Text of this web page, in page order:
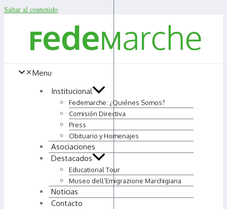
Saltar al contenido
Menu
Institucional
Fedemarche: ¿Quiénes Somos?
Comisión Directiva
Press
Obituario y Homenajes
Asociaciones
Destacados
Educational Tour
Museo dell’Emigrazione Marchigiana
Noticias
Contacto